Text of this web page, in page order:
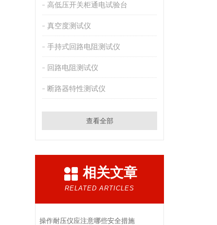
高低压开关柜通电试验台
真空度测试仪
手持式回路电阻测试仪
回路电阻测试仪
断路器特性测试仪
查看全部
相关文章
RELATED ARTICLES
操作耐压仪应注意哪些安全措施